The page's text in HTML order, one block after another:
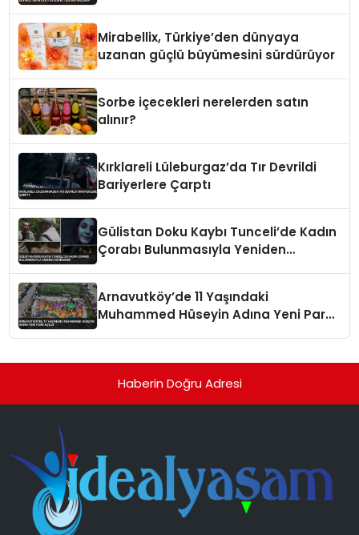
Mirabellix, Türkiye’den dünyaya
uzanan güçlü büyümesini sürdürüyor
Sorbe içecekleri nerelerden satın
alınır?
Kırklareli Lüleburgaz’da Tır Devrildi
Bariyerlere Çarptı
Gülistan Doku Kaybı Tunceli’de Kadın
Çorabı Bulunmasıyla Yeniden
Arnavutköy’de 11 Yaşındaki
Muhammed Hüseyin Adına Yeni Park
Haberin Doğru Adresi